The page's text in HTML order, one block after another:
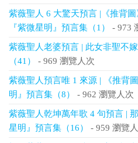
紫薇聖人 6 大驚天預言 |《推背
『紫微星明』預言集（1）
- 973
紫薇聖人老婆預言 | 此女非聖不
（41）
- 969 瀏覽人次
紫薇聖人預言唯 1 來源 | 《推背
明』預言集（8）
- 962 瀏覽人次
紫薇聖人乾坤萬年歌 4 句預言 |
星明』預言集（16）
- 959 瀏覽